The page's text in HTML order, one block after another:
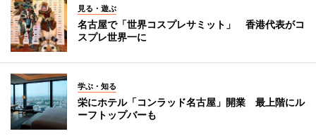
見る・遊ぶ
名古屋で「世界コスプレサミット」 香港代表がコ
スプレ世界一に
学ぶ・知る
栄にホテル「コンラッド名古屋」開業 最上階にル
ーフトップバーも